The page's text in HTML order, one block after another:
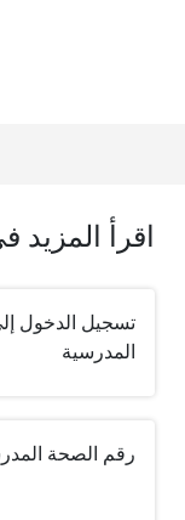
اقرأ المزيد
تسجيل الدخول
المدرسية
رقم الصحة